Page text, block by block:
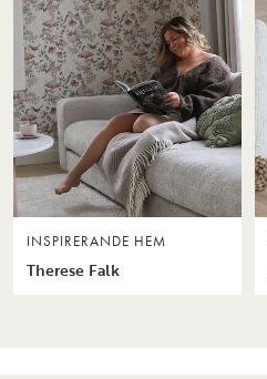
INSPIRERANDE HEM
Therese Falk